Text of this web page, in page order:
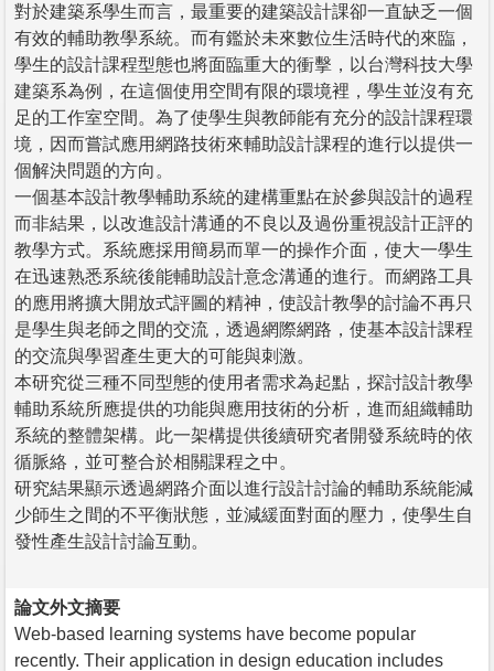
對於建築系學生而言，最重要的建築設計課卻一直缺乏一個
有效的輔助教學系統。而有鑑於未來數位生活時代的來臨，
學生的設計課程型態也將面臨重大的衝擊，以台灣科技大學
建築系為例，在這個使用空間有限的環境裡，學生並沒有充
足的工作室空間。為了使學生與教師能有充分的設計課程環
境，因而嘗試應用網路技術來輔助設計課程的進行以提供一
個解決問題的方向。
一個基本設計教學輔助系統的建構重點在於參與設計的過程
而非結果，以改進設計溝通的不良以及過份重視設計正評的
教學方式。系統應採用簡易而單一的操作介面，使大一學生
在迅速熟悉系統後能輔助設計意念溝通的進行。而網路工具
的應用將擴大開放式評圖的精神，使設計教學的討論不再只
是學生與老師之間的交流，透過網際網路，使基本設計課程
的交流與學習產生更大的可能與刺激。
本研究從三種不同型態的使用者需求為起點，探討設計教學
輔助系統所應提供的功能與應用技術的分析，進而組織輔助
系統的整體架構。此一架構提供後續研究者開發系統時的依
循脈絡，並可整合於相關課程之中。
研究結果顯示透過網路介面以進行設計討論的輔助系統能減
少師生之間的不平衡狀態，並減緩面對面的壓力，使學生自
發性產生設計討論互動。
論文外文摘要
Web-based learning systems have become popular
recently. Their application in design education includes